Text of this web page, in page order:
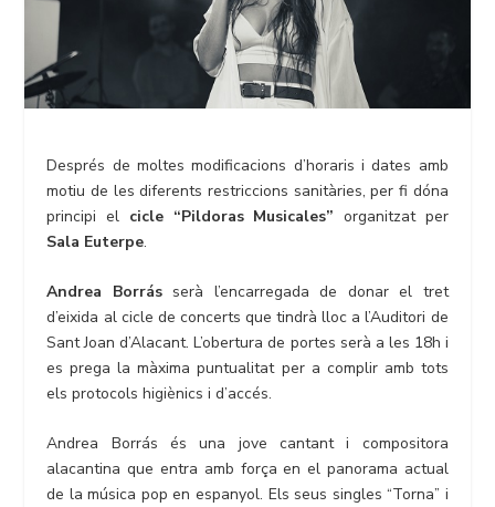
Després de moltes modificacions d’horaris i dates amb
motiu de les diferents restriccions sanitàries, per fi dóna
principi el cicle “Pildoras Musicales” organitzat per
Sala Euterpe.
Andrea Borrásserà l’encarregada de donar el tret
d’eixida al cicle de concerts que tindrà lloc a l’Auditori de
Sant Joan d’Alacant. L’obertura de portes serà a les 18h i
es prega la màxima puntualitat per a complir amb tots
els protocols higiènics i d’accés.
Andrea Borrás és una jove cantant i compositora
alacantina que entra amb força en el panorama actual
de la música pop en espanyol. Els seus singles “Torna” i